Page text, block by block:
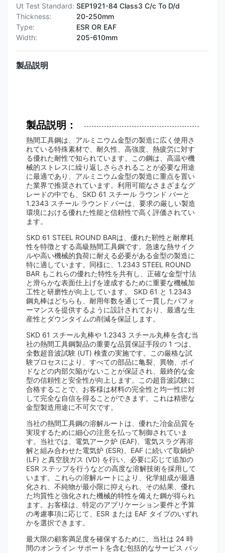
Ut Test Standard: SEP1921-84 Class3 C/c To D/d
Thickness:
20-250mm
Type:
ESR OR EAF
Width:
205-610mm
製品説明
製品説明：
熱間工具鋼は、アルミニウム金型の製造に広く使用さ
れている特殊素材で、耐久性、高強度、熱疲労に対す
る優れた耐性で知られています。この鋼は、高温や機
械的ストレスに繰り返しさらされることが必要な用途
に最適であり、アルミニウム金型の製造に重点を置い
た業界で推奨されています。利用可能なさまざまなグ
レードの中でも、SKD 61 スチール ラウンド バーと
1.2343 スチール ラウンド バーは、要求の厳しい製造
環境における優れた性能と信頼性で高く評価されてい
ます。
SKD 61 STEEL ROUND BARは、優れた靭性と耐摩耗
性を特徴とする高級熱間工具鋼です。急速な熱サイク
ルや高い機械的負荷に耐える必要がある金型の製造に
特に適しています。同様に、1.2343 STEEL ROUND
BAR もこれらの優れた特性を共有し、正確な金型寸法
と滑らかな表面仕上げを達成するために重要な機械加
工性と研磨性が向上しています。 SKD 61 と 1.2343
鋼丸棒はどちらも、耐用年数を通じて一貫したパフォ
ーマンスを提供するように設計されており、最適な生
産性とダウンタイムの削減を保証します。
SKD 61 スチール丸棒や 1.2343 スチール丸棒を含む当
社の熱間工具鋼製品の重要な品質保証手段の 1 つは、
全数超音波試験 (UT) 検査の実施です。この厳格な試
験プロセスにより、すべての部品に亀裂、異物、ボイ
ドなどの内部欠陥がないことが保証され、最終的な金
型の信頼性と安全性が向上します。この超音波試験に
合格することで、お客様は材料の完全性と均一性に対
して完全な自信を得ることができます。これは精密な
金型製造用途に不可欠です。
当社の熱間工具鋼の溶解ルートは、優れた冶金品質を
実現するために細心の注意を払って制御されていま
す。当社では、電気アーク炉 (EAF)、電気スラグ再溶
解と組み合わせた電気炉 (ESR)、EAF に続いて取鍋炉
(LF) と真空脱ガス (VD) を行い、必要に応じて追加の
ESR ステップを行うなどの高度な溶解技術を採用して
います。これらの溶解ルートにより、化学組成が最適
化され、不純物が最小限に抑えられ、その結果、優れ
た均質性と強化された機械的特性を備えた鋼が得られ
ます。お客様は、特定のアプリケーション要件と予算
の考慮事項に応じて、ESR または EAF タイプのいずれ
かを選択できます。
最大限の顧客満足度を確保するために、当社は 24 時
間のオンライン サポートを含む包括的なサービス パッ